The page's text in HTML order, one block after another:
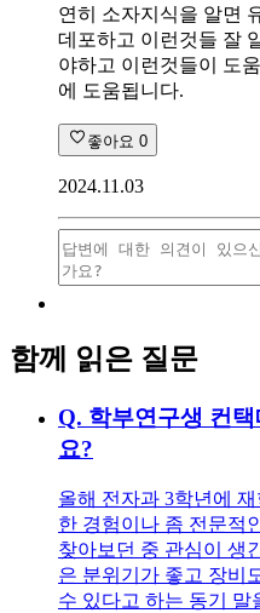
연히 소자지식을 알면
데포하고 이런것들 잘
야하고 이런것들이 도
에 도움됩니다.
좋아요 0
2024.11.03
함께 읽은 질문
Q. 학부연구생 컨
요?
올해 전자과 3학년에
한 경험이나 좀 전문적
찾아보던 중 관심이 생
은 분위기가 좋고 장비
수 있다고 하는 동기